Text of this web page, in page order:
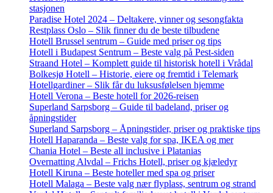
stasjonen
Paradise Hotel 2024 – Deltakere, vinner og sesongfakta
Restplass Oslo – Slik finner du de beste tilbudene
Hotell Brussel sentrum – Guide med priser og tips
Hotell i Budapest Sentrum – Beste valg på Pest-siden
Straand Hotel – Komplett guide til historisk hotell i Vrådal
Bolkesjø Hotell – Historie, eiere og fremtid i Telemark
Hotellgardiner – Slik får du luksusfølelsen hjemme
Hotell Verona – Beste hotell for 2026-reisen
Superland Sarpsborg – Guide til badeland, priser og
åpningstider
Superland Sarpsborg – Åpningstider, priser og praktiske tips
Hotell Haparanda – Beste valg for spa, IKEA og mer
Chania Hotel – Beste all inclusive i Platanias
Overnatting Alvdal – Frichs Hotell, priser og kjæledyr
Hotell Kiruna – Beste hoteller med spa og priser
Hotell Malaga – Beste valg nær flyplass, sentrum og strand